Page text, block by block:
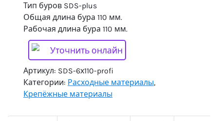
Тип буров SDS-plus
Общая длина бура 110 мм.
Рабочая длина бура 110 мм.
Уточнить онлайн
Артикул: SDS-6х110-profi
Категории: Расходные материалы,
Крепёжные материалы